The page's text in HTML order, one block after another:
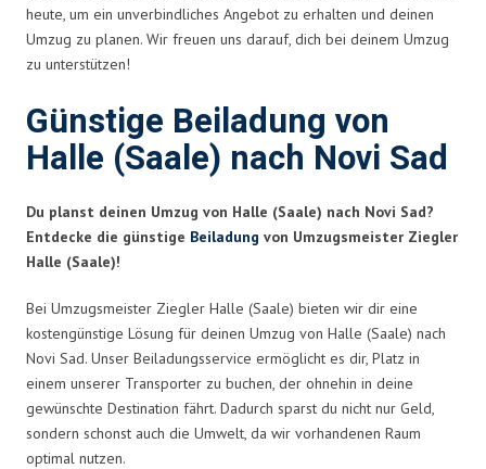
heute, um ein unverbindliches Angebot zu erhalten und deinen
Umzug zu planen. Wir freuen uns darauf, dich bei deinem Umzug
zu unterstützen!
Günstige Beiladung von
Halle (Saale) nach Novi Sad
Du planst deinen Umzug von Halle (Saale) nach Novi Sad?
Entdecke die günstige Beiladung von Umzugsmeister Ziegler
Halle (Saale)!
Bei Umzugsmeister Ziegler Halle (Saale) bieten wir dir eine
kostengünstige Lösung für deinen Umzug von Halle (Saale) nach
Novi Sad. Unser Beiladungsservice ermöglicht es dir, Platz in
einem unserer Transporter zu buchen, der ohnehin in deine
gewünschte Destination fährt. Dadurch sparst du nicht nur Geld,
sondern schonst auch die Umwelt, da wir vorhandenen Raum
optimal nutzen.